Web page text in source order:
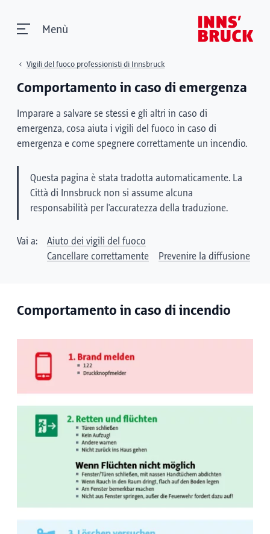
Menù
Vigili del fuoco professionisti di Innsbruck
Comportamento in caso di emergenza
Imparare a salvare se stessi e gli altri in caso di
emergenza, cosa aiuta i vigili del fuoco in caso di
emergenza e come spegnere correttamente un incendio.
Questa pagina è stata tradotta automaticamente. La
Città di Innsbruck non si assume alcuna
responsabilità per l'accuratezza della traduzione.
Vai a:
Aiuto dei vigili del fuoco
Cancellare correttamente
Prevenire la diffusione
Comportamento in caso di incendio